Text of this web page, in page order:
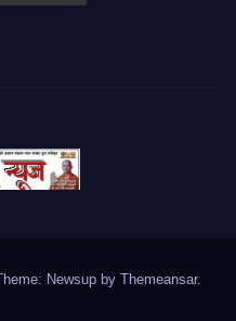
Newsup by Themeansar.